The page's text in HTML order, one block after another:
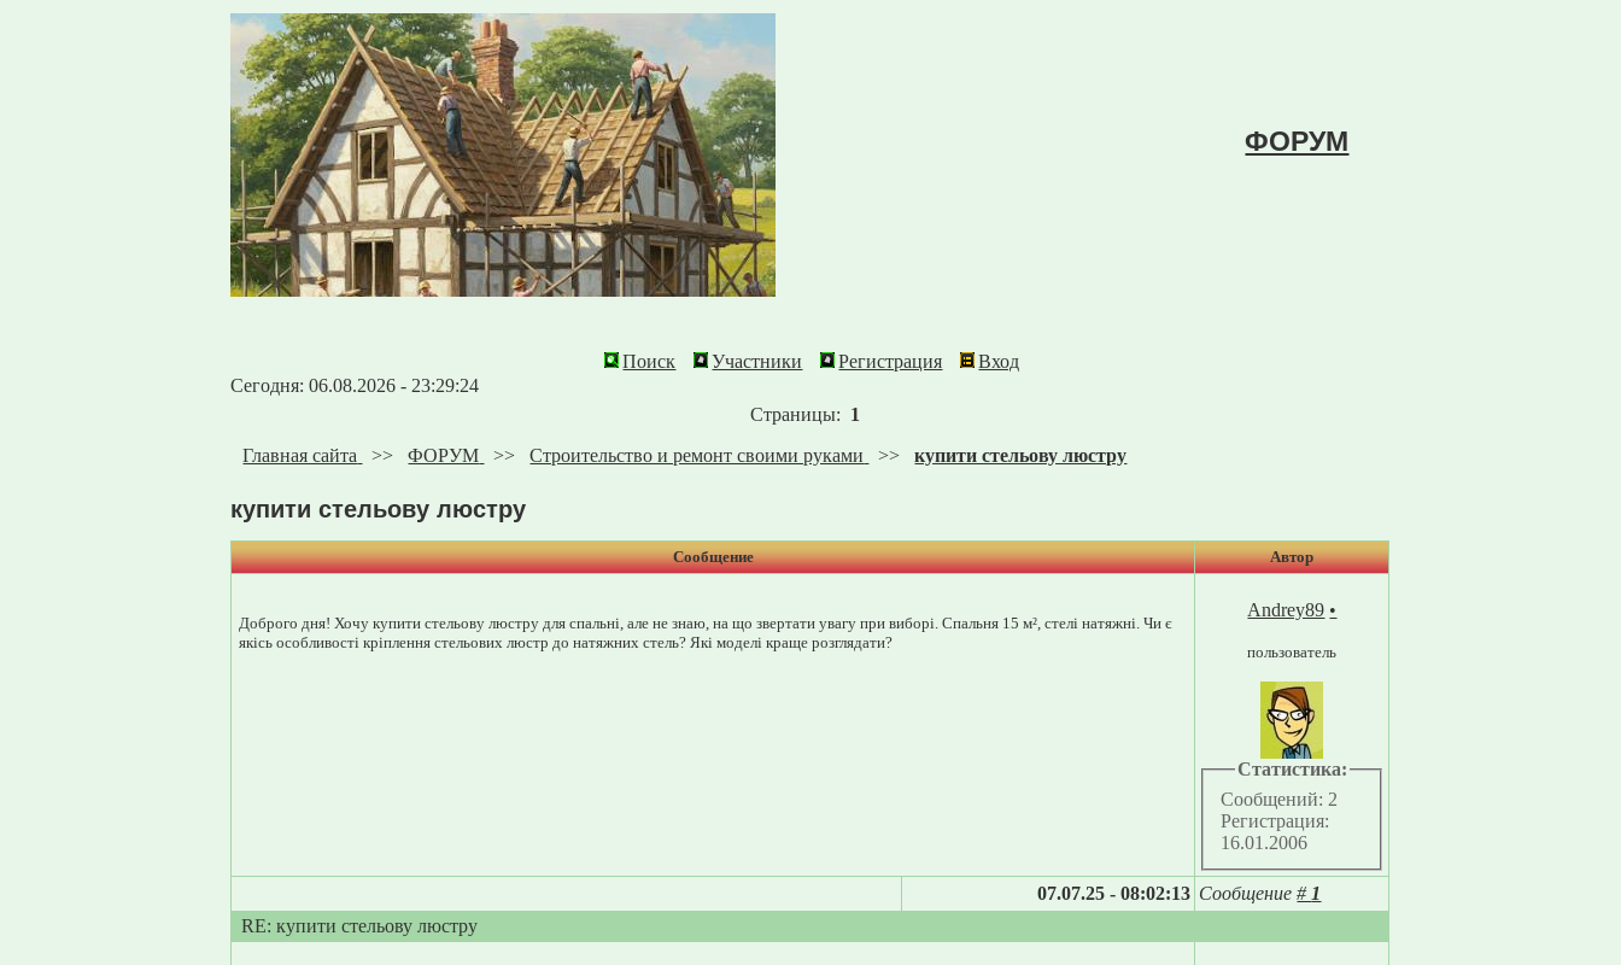
ФОРУМ
Поиск Участники Регистрация
Вход
Сегодня: 06.08.2026 - 23:29:24
Страницы: 1
Главная сайта
>>ФОРУМ >>Строительство и ремонт своими руками >>купити стельову люстру
купити стельову люстру
Сообщение Автор
Доброго дня! Хочу купити стельову люстру для спальні, але не знаю, на що звертати увагу при виборі. Спальня 15 м², стелі натяжні. Чи є
якісь особливості кріплення стельових люстр до натяжних стель? Які моделі краще розглядати?
Andrey89 •
пользователь
Статистика:
Сообщений: 2
Регистрация:
16.01.2006
07.07.25 - 08:02:13 Сообщение# 1
RE: купити стельову люстру